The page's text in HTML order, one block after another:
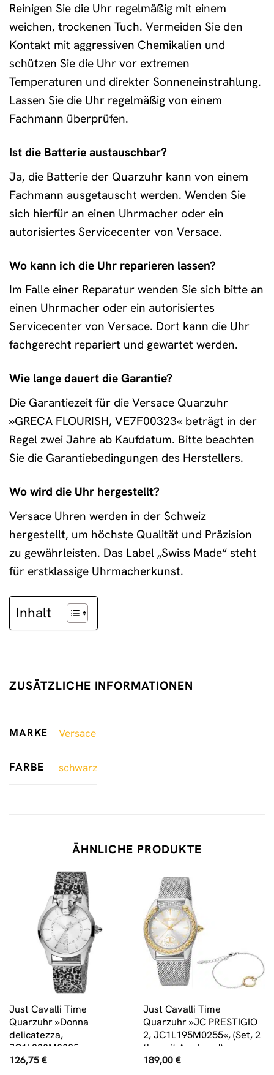
Reinigen Sie die Uhr regelmäßig mit einem
weichen, trockenen Tuch. Vermeiden Sie den
Kontakt mit aggressiven Chemikalien und
schützen Sie die Uhr vor extremen
Temperaturen und direkter Sonneneinstrahlung.
Lassen Sie die Uhr regelmäßig von einem
Fachmann überprüfen.
Ist die Batterie austauschbar?
Ja, die Batterie der Quarzuhr kann von einem
Fachmann ausgetauscht werden. Wenden Sie
sich hierfür an einen Uhrmacher oder ein
autorisiertes Servicecenter von Versace.
Wo kann ich die Uhr reparieren lassen?
Im Falle einer Reparatur wenden Sie sich bitte an
einen Uhrmacher oder ein autorisiertes
Servicecenter von Versace. Dort kann die Uhr
fachgerecht repariert und gewartet werden.
Wie lange dauert die Garantie?
Die Garantiezeit für die Versace Quarzuhr
»GRECA FLOURISH, VE7F00323« beträgt in der
Regel zwei Jahre ab Kaufdatum. Bitte beachten
Sie die Garantiebedingungen des Herstellers.
Wo wird die Uhr hergestellt?
Versace Uhren werden in der Schweiz
hergestellt, um höchste Qualität und Präzision
zu gewährleisten. Das Label „Swiss Made“ steht
für erstklassige Uhrmacherkunst.
Inhalt
ZUSÄTZLICHE INFORMATIONEN
MARKE Versace
FARBE schwarz
ÄHNLICHE PRODUKTE
Just Cavalli Time
Quarzuhr »Donna
delicatezza,
JC1L220M0085«
126,75€
Just Cavalli Time
Quarzuhr »JC PRESTIGIO
2, JC1L195M0255«, (Set, 2
tlg., mit Armband)
189,00€